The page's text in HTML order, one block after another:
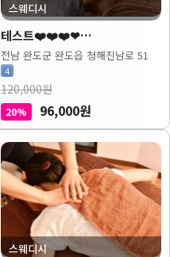
스웨디시
테스트❤️❤️❤️❤…
전남 완도군 완도읍 청해진남로 51
4
120,000원
20% 96,000원
스웨디시